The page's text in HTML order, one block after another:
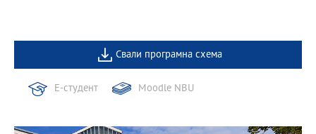
Свали програмна схема
Е-студент Moodle NBU